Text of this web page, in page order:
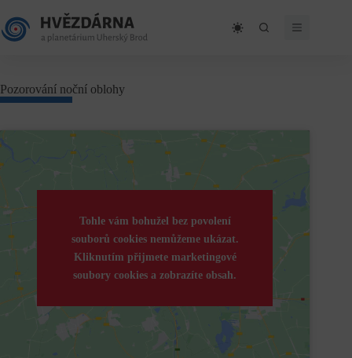
to
content
Pozorování noční oblohy
Tohle vám bohužel bez povolení
souborů cookies nemůžeme ukázat.
Kliknutím přijmete marketingové
soubory cookies a zobrazíte obsah.